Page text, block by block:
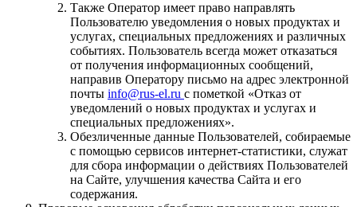
Также Оператор имеет право направлять
Пользователю уведомления о новых продуктах и
услугах, специальных предложениях и различных
событиях. Пользователь всегда может отказаться
от получения информационных сообщений,
направив Оператору письмо на адрес электронной
почты info@rus-el.ru с пометкой «Отказ от
уведомлений о новых продуктах и услугах и
специальных предложениях».
Обезличенные данные Пользователей, собираемые
с помощью сервисов интернет-статистики, служат
для сбора информации о действиях Пользователей
на Сайте, улучшения качества Сайта и его
содержания.